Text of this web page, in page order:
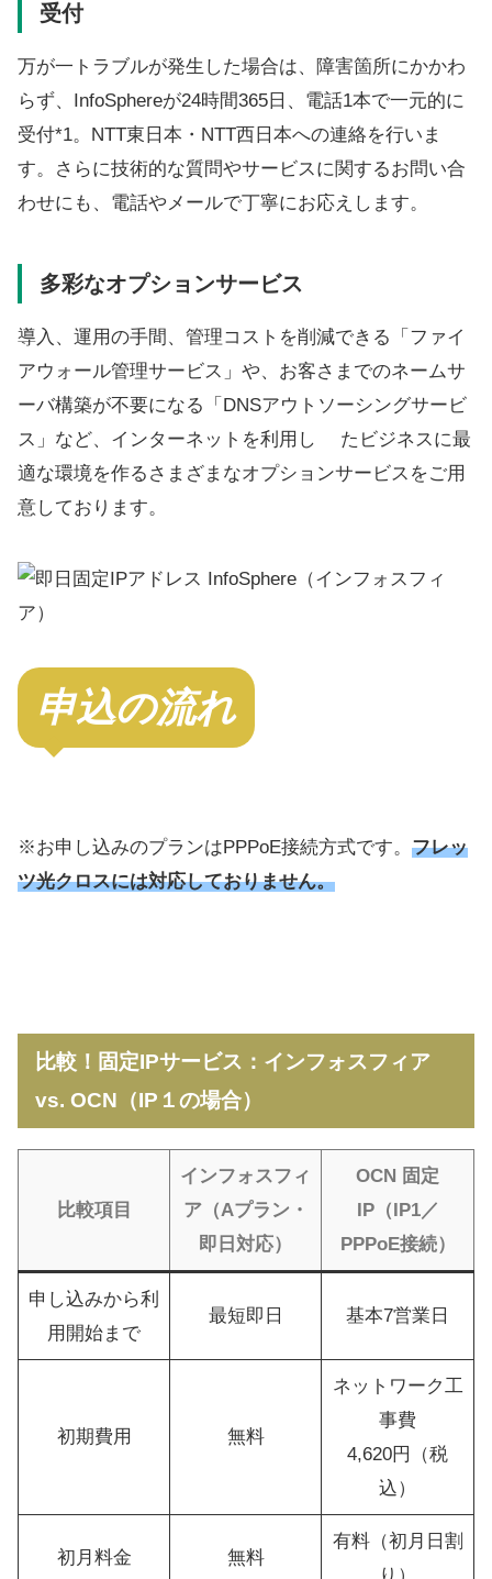
受付
万が一トラブルが発生した場合は、障害箇所にかかわ
らず、InfoSphereが24時間365日、電話1本で一元的に
受付*1。NTT東日本・NTT西日本への連絡を行いま
す。さらに技術的な質問やサービスに関するお問い合
わせにも、電話やメールで丁寧にお応えします。
多彩なオプションサービス
導入、運用の手間、管理コストを削減できる「ファイ
アウォール管理サービス」や、お客さまでのネームサ
ーバ構築が不要になる「DNSアウトソーシングサービ
ス」など、インターネットを利用し たビジネスに最
適な環境を作るさまざまなオプションサービスをご用
意しております。
申込の流れ
※お申し込みのプランはPPPoE接続方式です。 フレッ
ツ光クロスには対応しておりません。
比較！固定IPサービス：インフォスフィア
vs. OCN（IP１の場合）
比較項目
インフォスフィ
ア（Aプラン・
即日対応）
OCN 固定
IP（IP1／
PPPoE接続）
申し込みから利
用開始まで
最短即日 基本7営業日
初期費用 無料
ネットワーク工
事費
4,620円（税
込）
初月料金 無料
有料（初月日割